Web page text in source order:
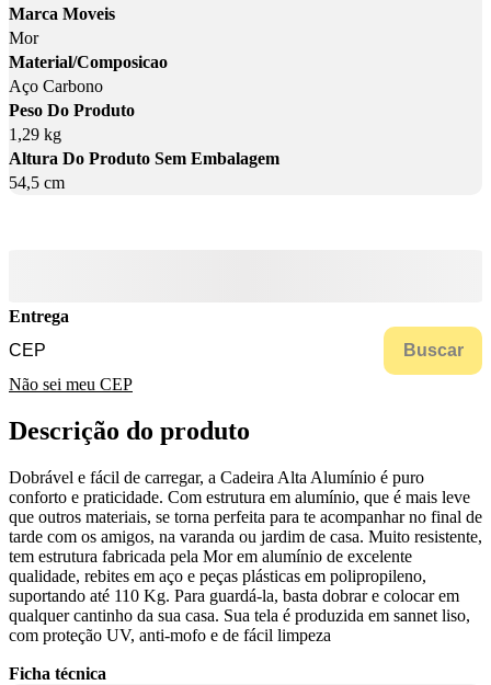
Marca Moveis
Mor
Material/Composicao
Aço Carbono
Peso Do Produto
1,29 kg
Altura Do Produto Sem Embalagem
54,5 cm
Entrega
Buscar
Não sei meu CEP
Descrição do produto
Dobrável e fácil de carregar, a Cadeira Alta Alumínio é puro
conforto e praticidade. Com estrutura em alumínio, que é mais leve
que outros materiais, se torna perfeita para te acompanhar no final de
tarde com os amigos, na varanda ou jardim de casa. Muito resistente,
tem estrutura fabricada pela Mor em alumínio de excelente
qualidade, rebites em aço e peças plásticas em polipropileno,
suportando até 110 Kg. Para guardá-la, basta dobrar e colocar em
qualquer cantinho da sua casa. Sua tela é produzida em sannet liso,
com proteção UV, anti-mofo e de fácil limpeza
Ficha técnica